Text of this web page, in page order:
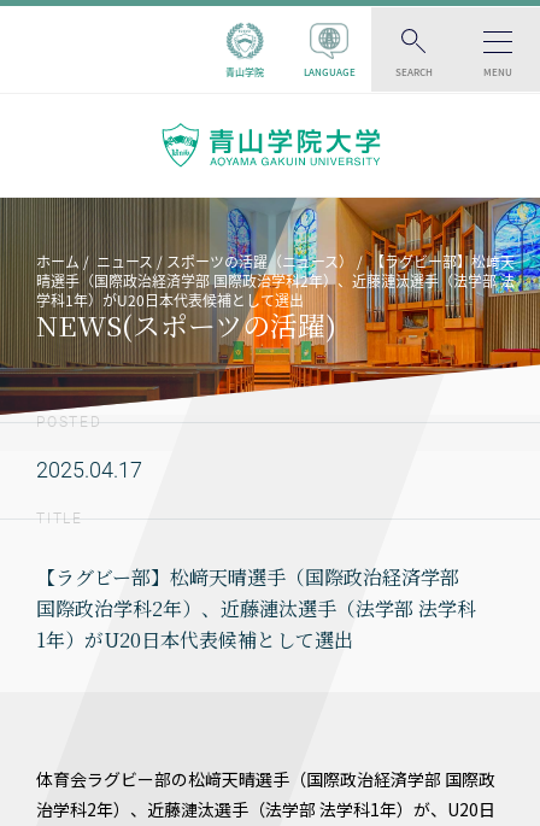
青山学院 LANGUAGE SEARCH MENU
ホーム ニュース スポーツの活躍（ニュース）
【ラグビー部】松﨑天
晴選手（国際政治経済学部 国際政治学科2年）、近藤漣汰選手（法学部 法
学科1年）がU20日本代表候補として選出
NEWS(スポーツの活躍)
POSTED
2025.04.17
TITLE
【ラグビー部】松﨑天晴選手（国際政治経済学部
国際政治学科2年）、近藤漣汰選手（法学部 法学科
1年）がU20日本代表候補として選出
体育会ラグビー部の松﨑天晴選手（国際政治経済学部 国際政
治学科2年）、近藤漣汰選手（法学部 法学科1年）が、U20日